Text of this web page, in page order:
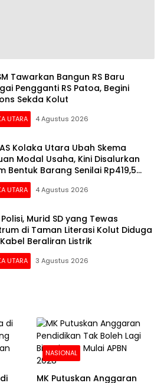
Tawarkan Bangun RS Baru
Pengganti RS Patoa, Begini
Sekda Kolut
UTARA 4 Agustus 2026
Kolaka Utara Ubah Skema
Modal Usaha, Kini Disalurkan
Bentuk Barang Senilai Rp419,5
UTARA 4 Agustus 2026
Murid SD yang Tewas
di Taman Literasi Kolut Diduga
Beraliran Listrik
UTARA 3 Agustus 2026
NASIONAL
MK Putuskan Anggaran